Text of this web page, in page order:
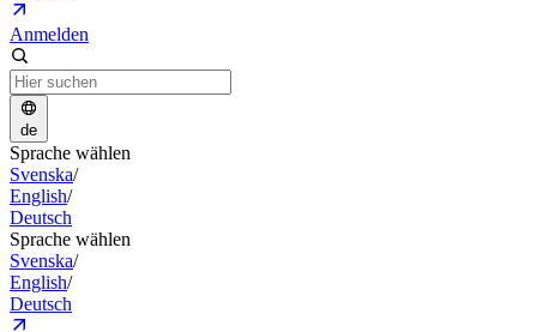
Anmelden
de
Sprache wählen
Svenska/
English/
Deutsch
Sprache wählen
Svenska/
English/
Deutsch